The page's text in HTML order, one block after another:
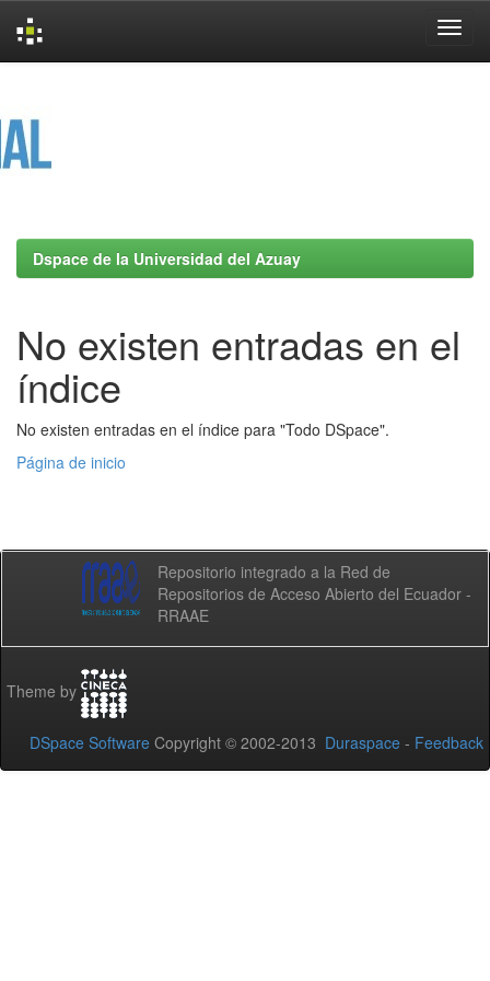
Dspace de la Universidad del Azuay
No existen entradas en el
índice
No existen entradas en el índice para "Todo DSpace".
Página de inicio
Repositorio integrado a la Red de
Repositorios de Acceso Abierto del Ecuador -
RRAAE
Theme by
DSpace Software Copyright © 2002-2013 Duraspace - Feedback